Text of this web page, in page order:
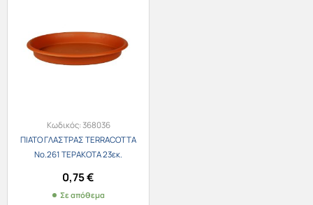
Κωδικός:368036
ΠΙΑΤΟ ΓΛΑΣΤΡΑΣ TERRACOTTA
Νο.261 ΤΕΡΑΚΟΤΑ 23εκ.
0,75€
Σε απόθεμα